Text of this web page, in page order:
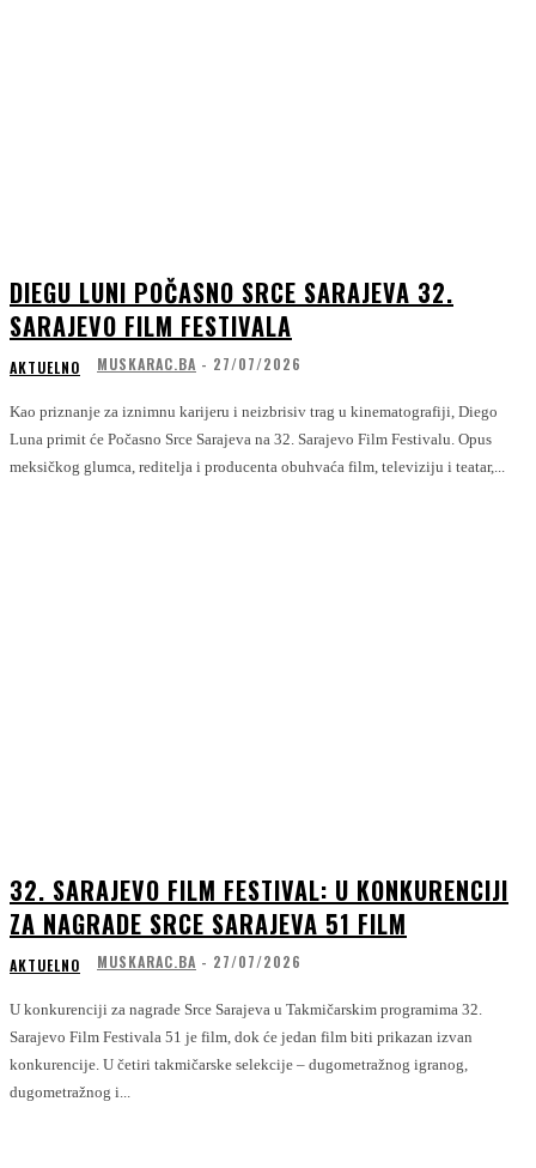
DIEGU LUNI POČASNO SRCE SARAJEVA 32.
SARAJEVO FILM FESTIVALA
AKTUELNO MUSKARAC.BA - 27/07/2026
Kao priznanje za iznimnu karijeru i neizbrisiv trag u kinematografiji, Diego
Luna primit će Počasno Srce Sarajeva na 32. Sarajevo Film Festivalu. Opus
meksičkog glumca, reditelja i producenta obuhvaća film, televiziju i teatar,...
32. SARAJEVO FILM FESTIVAL: U KONKURENCIJI
ZA NAGRADE SRCE SARAJEVA 51 FILM
AKTUELNO MUSKARAC.BA - 27/07/2026
U konkurenciji za nagrade Srce Sarajeva u Takmičarskim programima 32.
Sarajevo Film Festivala 51 je film, dok će jedan film biti prikazan izvan
konkurencije. U četiri takmičarske selekcije – dugometražnog igranog,
dugometražnog i...